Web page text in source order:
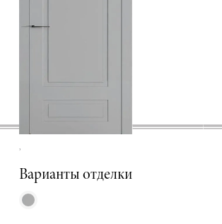
,
Варианты отделки